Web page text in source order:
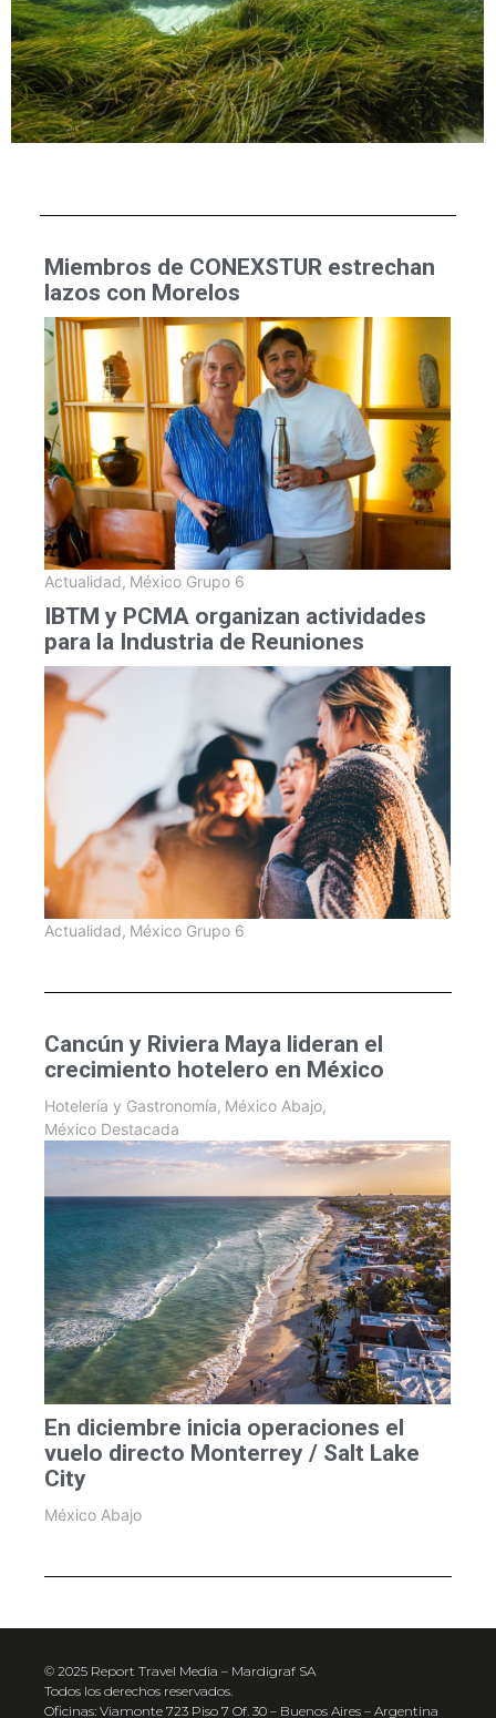
Miembros de CONEXSTUR estrechan
lazos con Morelos
Actualidad, México Grupo 6
IBTM y PCMA organizan actividades
para la Industria de Reuniones
Actualidad, México Grupo 6
Cancún y Riviera Maya lideran el
crecimiento hotelero en México
Hotelería y Gastronomía, México Abajo,
México Destacada
En diciembre inicia operaciones el
vuelo directo Monterrey / Salt Lake
City
México Abajo
© 2025 Report Travel Media – Mardigraf SA
Todos los derechos reservados.
Oficinas: Viamonte 723 Piso 7 Of. 30 – Buenos Aires – Argentina